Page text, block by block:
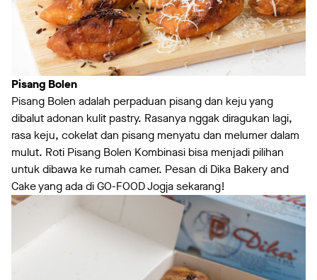
Pisang Bolen
Pisang Bolen adalah perpaduan pisang dan keju yang
dibalut adonan kulit pastry. Rasanya nggak diragukan lagi,
rasa keju, cokelat dan pisang menyatu dan melumer dalam
mulut. Roti Pisang Bolen Kombinasi bisa menjadi pilihan
untuk dibawa ke rumah camer. Pesan di Dika Bakery and
Cake yang ada di GO-FOOD Jogja sekarang!